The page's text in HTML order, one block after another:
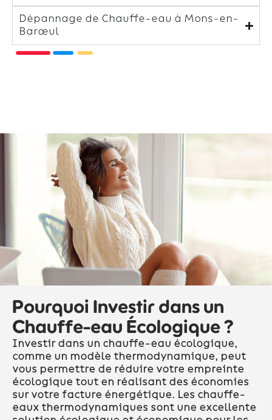
Dépannage de Chauffe-eau à Mons-en-
Barœul
Pourquoi Investir dans un
Chauffe-eau Écologique ?
Investir dans un chauffe-eau écologique,
comme un modèle thermodynamique, peut
vous permettre de réduire votre empreinte
écologique tout en réalisant des économies
sur votre facture énergétique. Les chauffe-
eaux thermodynamiques sont une excellente